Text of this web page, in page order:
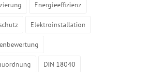
Energieeffizienz
Elektroinstallation
DIN 18040